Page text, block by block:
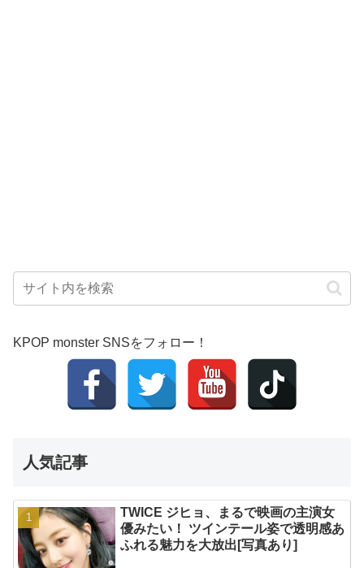
KPOP monster SNSをフォロー！
人気記事
TWICE ジヒョ、まるで映画の主演女
優みたい！ ツインテール姿で透明感あ
ふれる魅力を大放出[写真あり]